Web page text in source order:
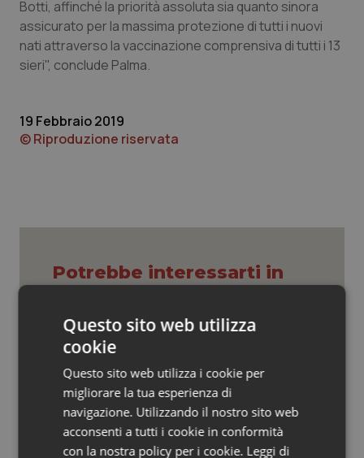
Toscana
Umbria
Veneto
Obesità
Oftalmologia
Oncoematologia
Psoriasi & pelle
Quotidiano Cardiologia
Quotidiano Oncologia
Quotidiano Pediatria
Rene & patologie urogenitali
Botti, affinché la priorità assoluta sia quanto sinora
assicurato per la massima protezione di tutti i nuovi
nati attraverso la vaccinazione comprensiva di tutti i 13
sieri", conclude Palma.
19 Febbraio 2019
© Riproduzione riservata
Potrebbe interessarti in
Settimana della Scienza dello
Spallanzani: capire la ricerca per
comprendere il presente
Regione Lombardia scrive al ministro
Schillaci: “Gli attuali indicatori non
fotografano la qualità reale del Ssn”
Questo sito web utilizza
cookie
Questo sito web utilizza i cookie per
migliorare la tua esperienza di
navigazione. Utilizzando il nostro sito web
acconsenti a tutti i cookie in conformità
con la nostra policy per i cookie. Leggi di